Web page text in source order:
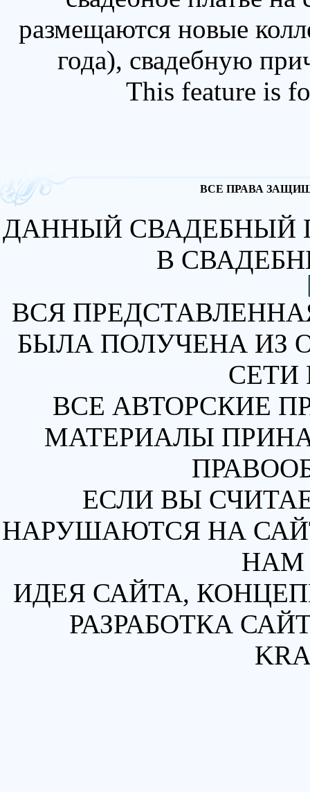
размещаются новые
года), свадебную
This feature is
ВСЕ ПРАВА
ДАННЫЙ СВАДЕБНЫЙ
В
ВСЯ
БЫЛА ПОЛУЧЕНА ИЗ
СЕТИ
ВСЕ АВТОРСКИЕ
МАТЕРИАЛЫ
ЕСЛИ ВЫ
НАРУШАЮТСЯ НА
НАМ
ИДЕЯ САЙТА,
РАЗРАБОТКА